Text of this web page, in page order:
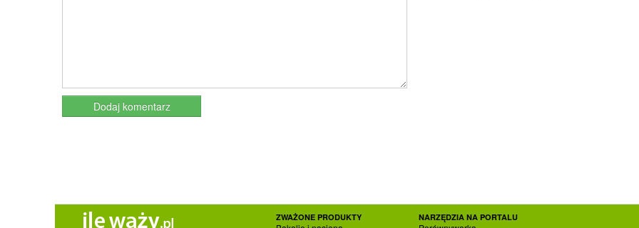
ZWAŻONE PRODUKTY NARZĘDZIA NA PORTALU